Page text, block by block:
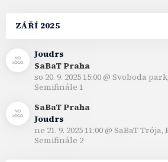
ZÁŘÍ 2025
Joudrs
SaBaT Praha
so 20. 9. 2025 15:00 @ Svoboda park,
Semifinále 1
SaBaT Praha
Joudrs
ne 21. 9. 2025 11:00 @ SaBaT Trója,
Semifinále 2